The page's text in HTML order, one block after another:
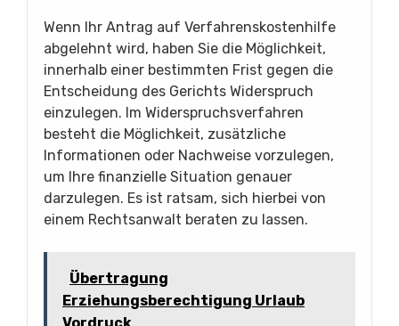
Wenn Ihr Antrag auf Verfahrenskostenhilfe
abgelehnt wird, haben Sie die Möglichkeit,
innerhalb einer bestimmten Frist gegen die
Entscheidung des Gerichts Widerspruch
einzulegen. Im Widerspruchsverfahren
besteht die Möglichkeit, zusätzliche
Informationen oder Nachweise vorzulegen,
um Ihre finanzielle Situation genauer
darzulegen. Es ist ratsam, sich hierbei von
einem Rechtsanwalt beraten zu lassen.
Übertragung
Erziehungsberechtigung Urlaub